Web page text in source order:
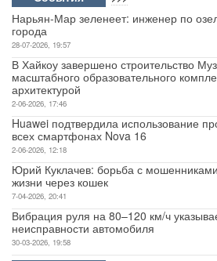
Авто
Спорт
Контакты
Нарьян-Мар зеленеет: инженер по
города
28-07-2026, 19:57
В Хайкоу завершено строительство
масштабного образовательного
архитектурой
2-06-2026, 17:46
Huawei подтвердила использование
всех смартфонах Nova 16
2-06-2026, 12:18
Юрий Куклачев: борьба с
жизни через кошек
7-04-2026, 20:41
Вибрация руля на 80–120 км/ч
неисправности автомобиля
30-03-2026, 19:58